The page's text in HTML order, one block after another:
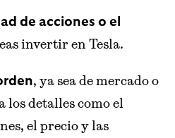
de acciones o el
invertir en Tesla.
, ya sea de mercado o
detalles como el
el precio y las